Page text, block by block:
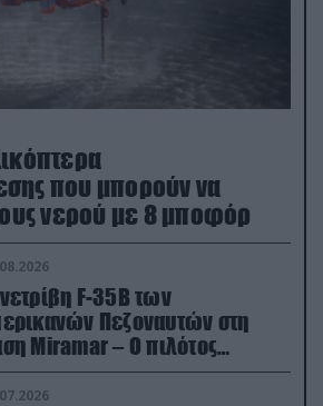
που μπορούν να
νερού με 8 μποφόρ
F-35B των
Πεζοναυτών στη
Miramar – Ο πιλότος
εγκαίρως